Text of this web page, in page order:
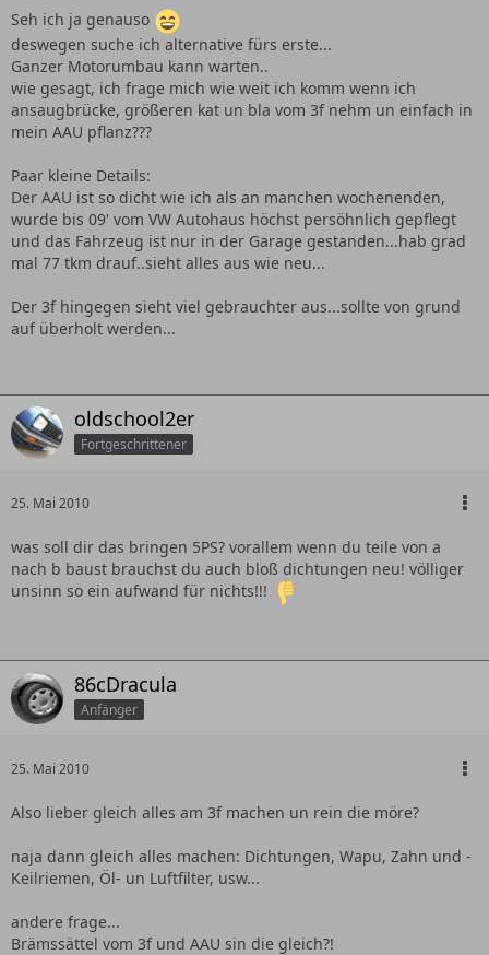
Seh ich ja genauso
deswegen suche ich alternative fürs erste...
Ganzer Motorumbau kann warten..
wie gesagt, ich frage mich wie weit ich komm wenn ich
ansaugbrücke, größeren kat un bla vom 3f nehm un einfach in
mein AAU pflanz???
Paar kleine Details:
Der AAU ist so dicht wie ich als an manchen wochenenden,
wurde bis 09' vom VW Autohaus höchst persöhnlich gepflegt
und das Fahrzeug ist nur in der Garage gestanden...hab grad
mal 77 tkm drauf..sieht alles aus wie neu...
Der 3f hingegen sieht viel gebrauchter aus...sollte von grund
auf überholt werden...
oldschool2er
Fortgeschrittener
25. Mai 2010
was soll dir das bringen 5PS? vorallem wenn du teile von a
nach b baust brauchst du auch bloß dichtungen neu! völliger
unsinn so ein aufwand für nichts!!!
86cDracula
Anfänger
25. Mai 2010
Also lieber gleich alles am 3f machen un rein die möre?
naja dann gleich alles machen: Dichtungen, Wapu, Zahn und -
Keilriemen, Öl- un Luftfilter, usw...
andere frage...
Brämssättel vom 3f und AAU sin die gleich?!